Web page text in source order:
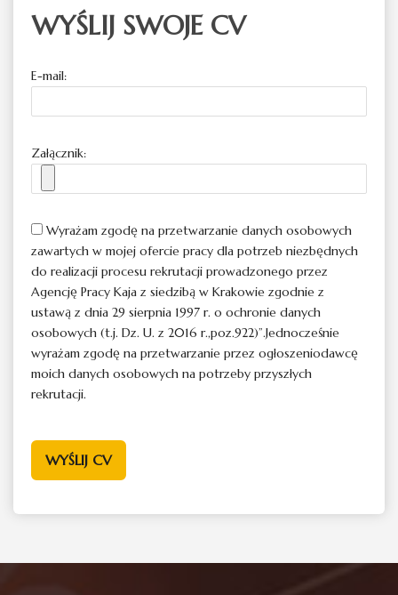
WYŚLIJ SWOJE CV
E-mail:
Załącznik:
Wyrażam zgodę na przetwarzanie danych osobowych
zawartych w mojej ofercie pracy dla potrzeb niezbędnych
do realizacji procesu rekrutacji prowadzonego przez
Agencję Pracy Kaja z siedzibą w Krakowie zgodnie z
ustawą z dnia 29 sierpnia 1997 r. o ochronie danych
osobowych (t.j. Dz. U. z 2016 r.,poz.922)”.Jednocześnie
wyrażam zgodę na przetwarzanie przez ogłoszeniodawcę
moich danych osobowych na potrzeby przyszłych
rekrutacji.